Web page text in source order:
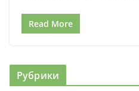
Read More
Рубрики